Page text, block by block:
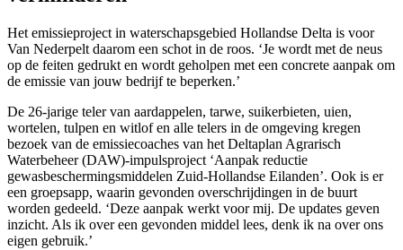
Het emissieproject in waterschapsgebied Hollandse Delta is voor
Van Nederpelt daarom een schot in de roos. ‘Je wordt met de neus
op de feiten gedrukt en wordt geholpen met een concrete aanpak om
de emissie van jouw bedrijf te beperken.’
De 26-jarige teler van aardappelen, tarwe, suikerbieten, uien,
wortelen, tulpen en witlof en alle telers in de omgeving kregen
bezoek van de emissiecoaches van het Deltaplan Agrarisch
Waterbeheer (DAW)-impulsproject ‘Aanpak reductie
gewasbeschermingsmiddelen Zuid-Hollandse Eilanden’. Ook is er
een groepsapp, waarin gevonden overschrijdingen in de buurt
worden gedeeld. ‘Deze aanpak werkt voor mij. De updates geven
inzicht. Als ik over een gevonden middel lees, denk ik na over ons
eigen gebruik.’